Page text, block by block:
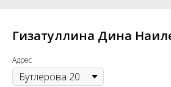
Гизатуллина Дина
Адрес